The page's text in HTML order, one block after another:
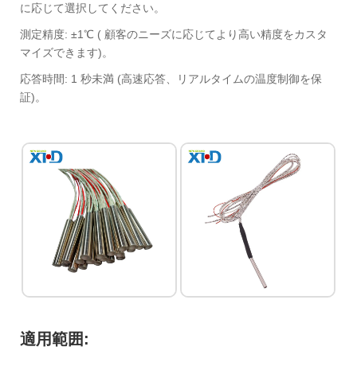
に応じて選択してください。 ‌
‌測定精度‌:‌ ±1℃ (‌ 顧客のニーズに応じてより高い精度をカスタ
マイズできます)‌。 ‌
応答時間: 1 秒未満 (高速応答、リアルタイムの温度制御を保
証)。
適用範囲‌:‌